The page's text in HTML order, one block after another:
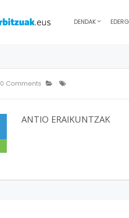
DENDAK
0 Comments
ANTIO ERAIKUNTZAK